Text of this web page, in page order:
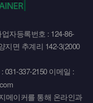
자등록번호 : 124-86-
지면 추계리 142-3(2000
031-337-2150 이메일 :
메이커를 통해 온라인과